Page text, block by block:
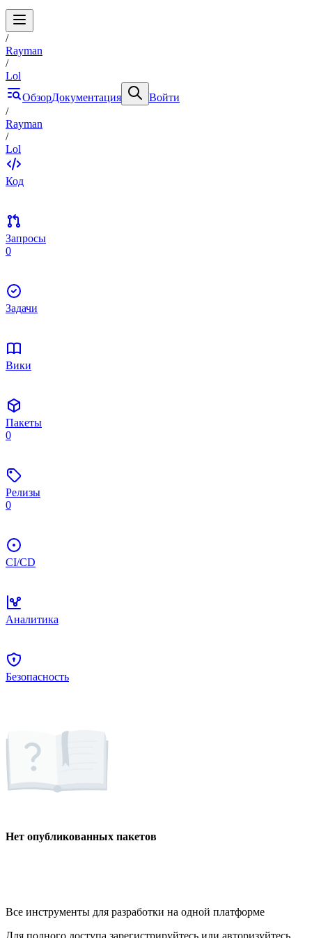
/
Rayman
/
Lol
ОбзорДокументация
Войти
/
Rayman
/
Lol
Код
Запросы
0
Задачи
Вики
Пакеты
0
Релизы
0
CI/CD
Аналитика
Безопасность
Нет опубликованных пакетов
Все инструменты для разработки на одной платформе
Для полного доступа зарегистрируйтесь или авторизуйтесь